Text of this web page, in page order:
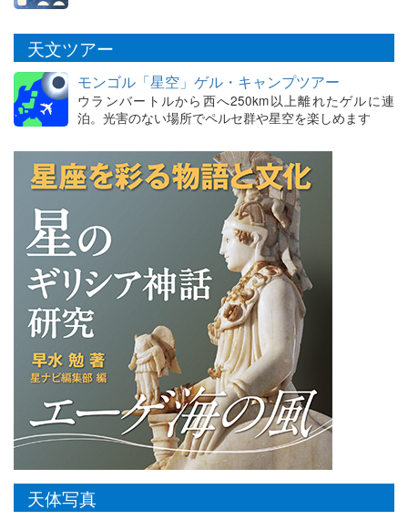
天文ツアー
モンゴル「星空」ゲル・キャンプツアー
ウランバートルから西へ250km以上離れたゲルに連
泊。光害のない場所でペルセ群や星空を楽しめます
天体写真